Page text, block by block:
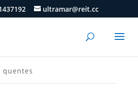
ultramar@reit.cc
quentes